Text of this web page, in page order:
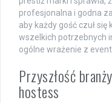
profesjonalna i godna
aby każdy gość czuł
wszelkich potrzebnych
ogólne wrażenie z
Przyszłość
hostess